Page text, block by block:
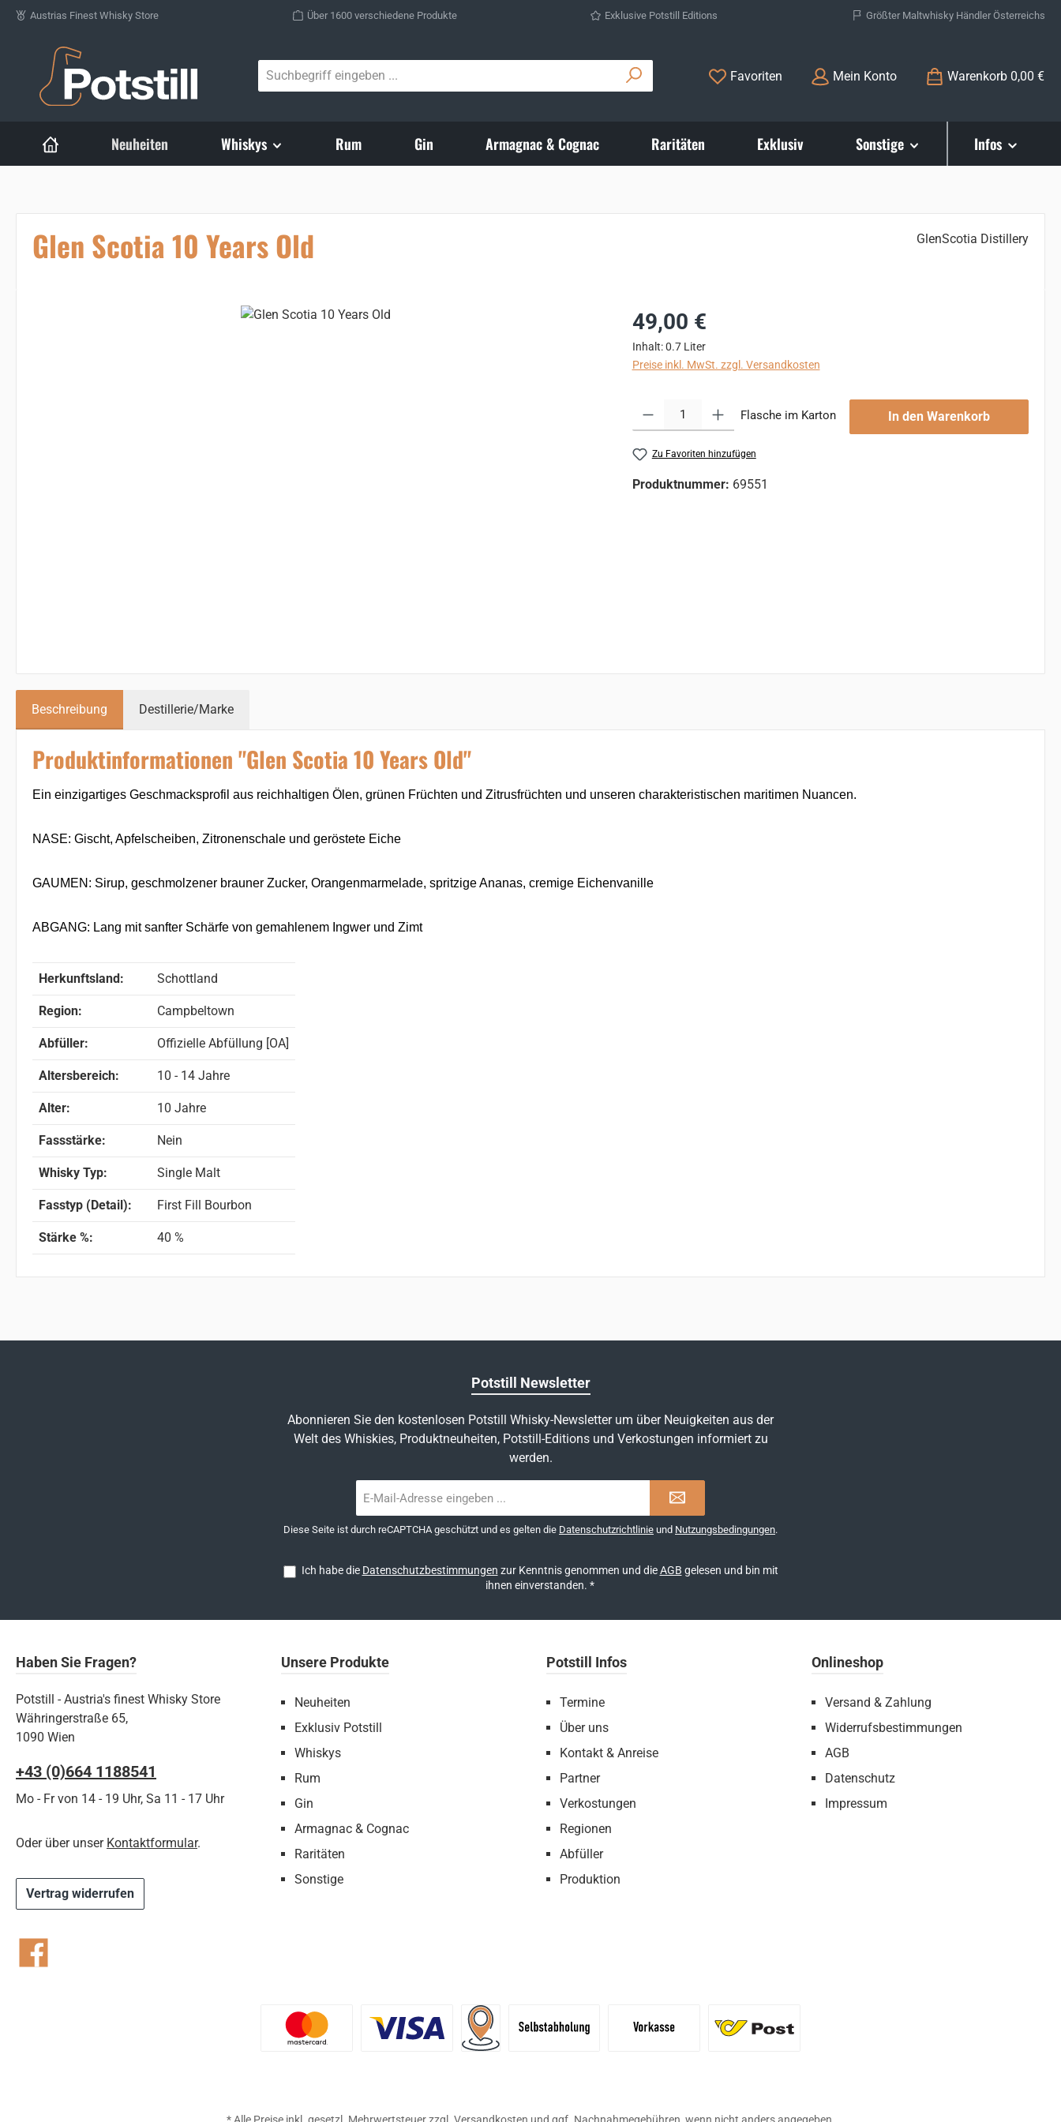
Zum Hauptinhalt springen
Austrias Finest Whisky Store Über 1600 verschiedene Produkte Exklusive Potstill Editions Größter Maltwhisky Händler Österreichs
Favoriten Du hast 0 Produkte auf dem Merkzettel
Mein Konto Warenkorb 0,00 €
Neuheiten Whiskys Rum Gin Armagnac & Cognac Raritäten Exklusiv Sonstige Infos
Glen Scotia 10 Years Old GlenScotia Distillery
Regulärer Preis:
49,00 €
Inhalt:0.7 Liter
Preise inkl. MwSt. zzgl. Versandkosten
Produkt Anzahl: Gib den gewünschten Wert ein oder benutze die Schaltflächen um die
Flasche im Karton In den Warenkorb
Zu Favoriten hinzufügen
Produktnummer: 69551
Beschreibung Destillerie/Marke
Produktinformationen "Glen Scotia 10 Years Old"
Ein einzigartiges Geschmacksprofil aus reichhaltigen Ölen, grünen Früchten und Zitrusfrüchten und unseren charakteristischen maritimen Nuancen.
NASE: Gischt, Apfelscheiben, Zitronenschale und geröstete Eiche
GAUMEN: Sirup, geschmolzener brauner Zucker, Orangenmarmelade, spritzige Ananas, cremige Eichenvanille
ABGANG: Lang mit sanfter Schärfe von gemahlenem Ingwer und Zimt
Herkunftsland: Schottland
Region: Campbeltown
Abfüller: Offizielle Abfüllung [OA]
Altersbereich: 10 - 14 Jahre
Alter: 10 Jahre
Fassstärke: Nein
Whisky Typ: Single Malt
Fasstyp (Detail): First Fill Bourbon
Stärke %: 40 %
Potstill Newsletter
Abonnieren Sie den kostenlosen Potstill Whisky-Newsletter um über Neuigkeiten aus der
Welt des Whiskies, Produktneuheiten, Potstill-Editions und Verkostungen informiert zu
werden.
Mail-
Diese Seite ist durch reCAPTCHA geschützt und es gelten die Datenschutzrichtlinie und Nutzungsbedingungen.
Ich habe die Datenschutzbestimmungen zur Kenntnis genommen und dieAGB gelesen und bin mit
ihnen einverstanden. *
Haben Sie Fragen?
Potstill - Austria's finest Whisky Store
Währingerstraße 65,
1090 Wien
+43 (0)664 1188541‬
Mo - Fr von 14 - 19 Uhr, Sa 11 - 17 Uhr
Oder über unser Kontaktformular.
Vertrag widerrufen
Facebook
Unsere Produkte
Neuheiten
Exklusiv Potstill
Whiskys
Rum
Gin
Armagnac & Cognac
Raritäten
Sonstige
Potstill Infos
Termine
Über uns
Kontakt & Anreise
Partner
Verkostungen
Regionen
Abfüller
Produktion
Onlineshop
Versand & Zahlung
Widerrufsbestimmungen
AGB
Datenschutz
Impressum